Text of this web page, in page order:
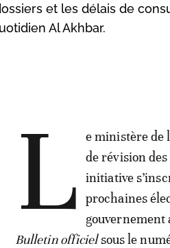
et les délais de
Al Akhbar.
L
e ministère de
de révision
initiative
prochaines
gouvernement
Bulletin officielsous le